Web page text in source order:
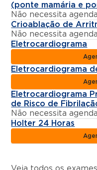
(ponte mamária e
Não necessita
Crioablação de
Não necessita
Eletrocardiograma
Eletrocardiograma
Eletrocardiograma
de Risco de
Não necessita
Holter 24 Horas
Veja todos os exames